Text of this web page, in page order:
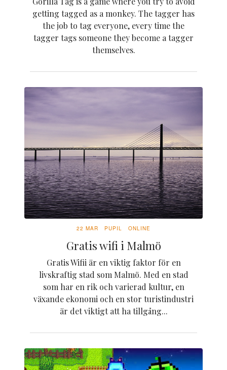
getting tagged as a monkey. The tagger has
the job to tag everyone, every time the
tagger tags someone they become a tagger
themselves.
22 MAR PUPIL ONLINE
Gratis wifi i Malmö
Gratis Wifii är en viktig faktor för en
livskraftig stad som Malmö. Med en stad
som har en rik och varierad kultur, en
växande ekonomi och en stor turistindustri
är det viktigt att ha tillgång...